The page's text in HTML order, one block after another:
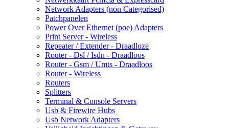
Network Adapters (non Categorised)
Patchpanelen
Power Over Ethernet (poe) Adapters
Print Server - Wireless
Repeater / Extender - Draadloze
Router - Dsl / Isdn - Draadloos
Router - Gsm / Umts - Draadloos
Router - Wireless
Routers
Splitters
Terminal & Console Servers
Usb & Firewire Hubs
Usb Network Adapters